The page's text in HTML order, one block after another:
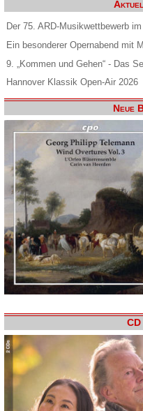
Der 75. ARD-Musikwettbewerb
Ein besonderer Opernabend mit
9. „Kommen und Gehen“ - Das
Hannover Klassik Open-Air 2026
Neue
CD